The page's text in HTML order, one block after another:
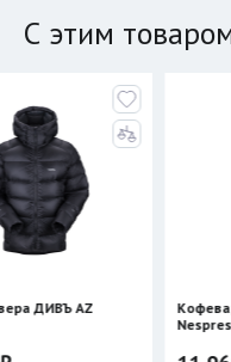
С этим
Кофеварка Cera+
Nespresso/